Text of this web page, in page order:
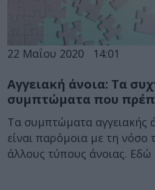
22 Μαΐου 2020 14:01
Αγγειακή άνοια: Τα
συμπτώματα που
Τα συμπτώματα αγγειακής
είναι παρόμοια με τη νόσο
άλλους τύπους άνοιας. Εδώ